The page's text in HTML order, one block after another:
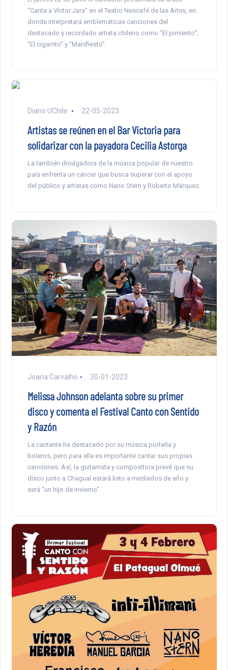
“Canta a Víctor Jara” en el Teatro Nescafé de las Artes, en
donde interpretará emblemáticas canciones del
destacado y recordado artista chileno como “El pimiento”,
“El cigarrito” y “Manifiesto”.
Diario UChile 22-05-2023
Artistas se reúnen en el Bar Victoria para
solidarizar con la payadora Cecilia Astorga
La también divulgadora de la música popular de nuestro
país enfrenta un cáncer que busca superar con el apoyo
del público y artistas como Nano Stern y Roberto Márquez.
Joana Carvalho 30-01-2023
Melissa Johnson adelanta sobre su primer
disco y comenta el Festival Canto con Sentido
y Razón
La cantante ha destacado por su música porteña y
boleros, pero para ella es importante cantar sus propias
canciones. Así, la guitarrista y compositora prevé que su
disco junto a Chagual estará listo a mediados de año y
será “un hijo de invierno”.